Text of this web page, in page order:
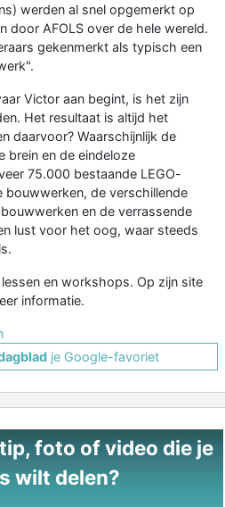
werden al snel opgemerkt op
door AFOLS over de hele wereld.
gekenmerkt als typisch een
Victor aan begint, is het zijn
Het resultaat is altijd het
daarvoor? Waarschijnlijk de
brein en de eindeloze
75.000 bestaande LEGO-
bouwwerken, de verschillende
en de verrassende
lust voor het oog, waar steeds
en workshops. Op zijn site
informatie.
je Google-favoriet
foto of video die je
wilt delen?